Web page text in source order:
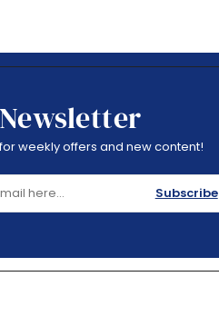
Newsletter
weekly offers and new content!
Subscribe